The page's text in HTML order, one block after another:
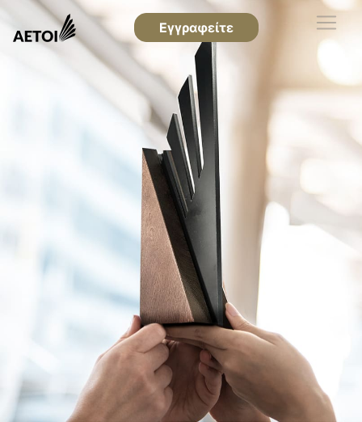
Εγγραφείτε